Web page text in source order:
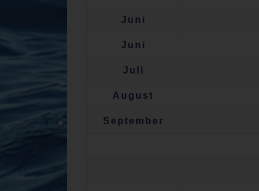
Juni
Juni
Juli
August
September